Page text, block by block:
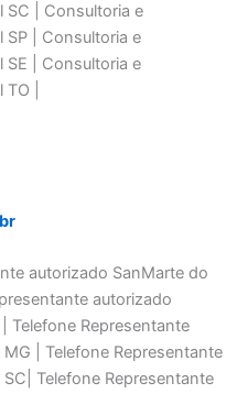
SC | Consultoria e
SP | Consultoria e
SE | Consultoria e
|
autorizado SanMarte do
autorizado
Telefone Representante
| Telefone Representante
Telefone Representante